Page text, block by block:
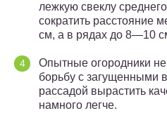
лежкую свеклу
сократить расстояние
см, а в рядах до 8—10
Опытные огородники не
борьбу с загущенными
рассадой вырастить
намного легче.